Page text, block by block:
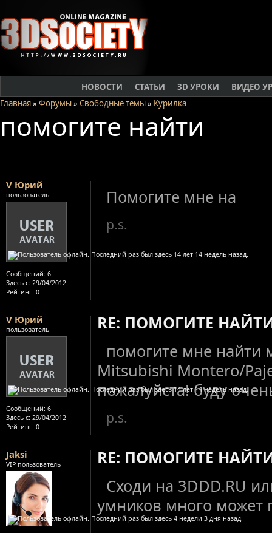
НОВОСТИ СТАТЬИ 3D УРОКИ
ВИДЕО
Главная» Форумы» Свободные темы» Курилка
помогите найти
V Юрий
пользователь
Сообщений: 6
Здесь с: 29/04/2012
Рейтинг: 0
Помогите мне на
p.s.
V Юрий
пользователь
Сообщений: 6
Здесь с: 29/04/2012
Рейтинг: 0
RE: ПОМОГИТЕ
помогите мне найти
Mitsubishi Montero/
пожалуйста! буду
p.s.
Jaksi
VIP пользователь
RE: ПОМОГИТЕ
Сходи на 3DDD.RU
умников много может